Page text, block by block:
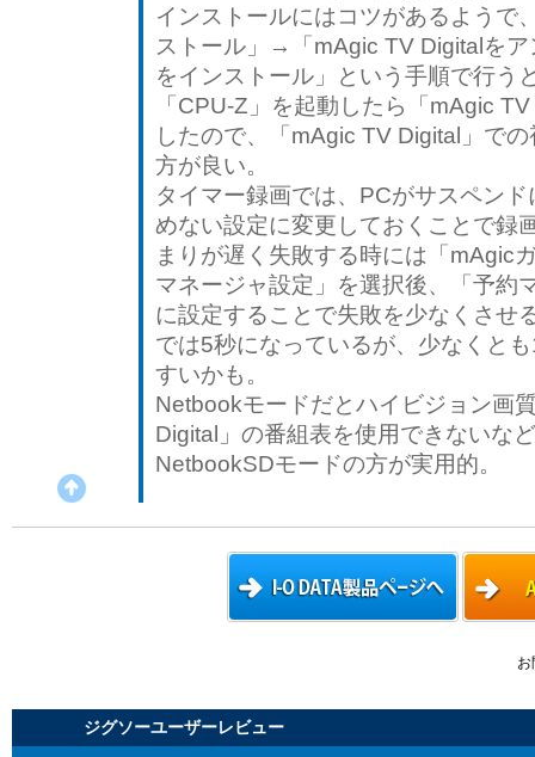
インストールにはコツがあるようで
ストール」→「mAgic TV Digitalを
をインストール」という手順で行う
「CPU-Z」を起動したら「mAgic
したので、「mAgic TV Digital」で
方が良い。
タイマー録画では、PCがサスペン
めない設定に変更しておくことで録
まりが遅く失敗する時には「
マネージャ設定」を選択後、「予約
に設定することで失敗を少なくさせ
では5秒になっているが、少なくと
すいかも。
Netbookモードだとハイビジョン画
Digital」の番組表を使用できないな
NetbookSDモードの方が実用的。
ジグソーユーザーレビュー